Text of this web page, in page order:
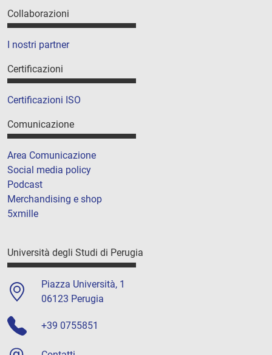
Collaborazioni
I nostri partner
Certificazioni
Certificazioni ISO
Comunicazione
Area Comunicazione
Social media policy
Podcast
Merchandising e shop
5xmille
Università degli Studi di Perugia
Piazza Università, 1
06123 Perugia
+39 0755851